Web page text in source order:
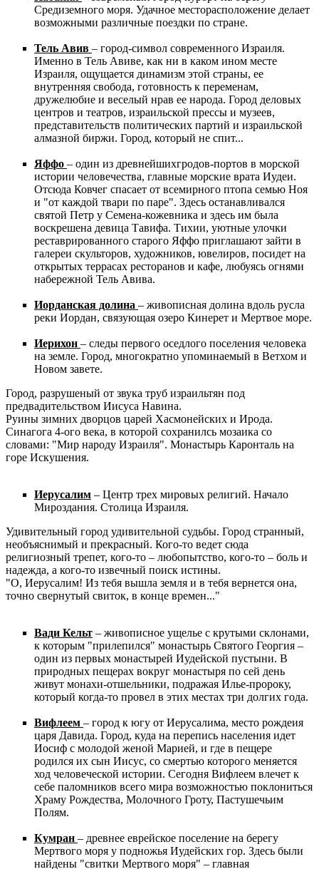
Средиземного моря. Удачное месторасположение делает
возможными различные поездки по стране.
Тель Авив – город-символ современного Израиля.
Именно в Тель Авиве, как ни в каком ином месте
Израиля, ощущается динамизм этой страны, ее
внутренняя свобода, готовность к переменам,
дружелюбие и веселый нрав ее народа. Город деловых
центров и театров, израильской прессы и музеев,
представительств политических партий и израильской
алмазной биржи. Город, который не спит...
Яффо – один из древнейшихгродов-портов в морской
истории человечества, главные морские врата Иудеи.
Отсюда Ковчег спасает от всемирного птопа семью Ноя
и "от каждой твари по паре". Здесь останавливался
святой Петр у Семена-кожевника и здесь им была
воскрешена девица Тавифа. Тихии, уютные улочки
реставрированного старого Яффо приглашают зайти в
галереи скульторов, художников, ювелиров, посидет на
открытых террасах ресторанов и кафе, любуясь огнями
набережной Тель Авива.
Иорданская долина – живописная долина вдоль русла
реки Иордан, связующая озеро Кинерет и Мертвое море.
Иерихон – следы первого оседлого поселения человека
на земле. Город, многократно упоминаемый в Ветхом и
Новом завете.
Город, разрушеный от звука труб израильтян под
предвадительством Иисуса Навина.
Руины зимних дворцов царей Хасмонейских и Ирода.
Синагога 4-ого века, в которой сохранилсь мозаика со
словами: "Мир народу Израиля". Монастырь Каронталь на
горе Искушения.
Иерусалим – Центр трех мировых религий. Начало
Мироздания. Столица Израиля.
Удивительный город удивительной судьбы. Город странный,
необъяснимый и прекрасный. Кого-то ведет сюда
религиозный трепет, кого-то – любопытство, кого-то – боль и
надежда, а кого-то извечный поиск истины.
"О, Иерусалим! Из тебя вышла земля и в тебя вернется она,
точно свернутый свиток, в конце времен..."
Вади Кельт – живописное ущелье с крутыми склонами,
к которым "прилепился" монастырь Святого Георгия –
один из первых монастырей Иудейской пустыни. В
природных пещерах вокруг монастыря по сей день
живут монахи-отшельники, подражая Илье-пророку,
который когда-то провел в этих местах три долгих года.
Вифлеем – город к югу от Иерусалима, место рождеия
царя Давида. Город, куда на перепись населения идет
Иосиф с молодой женой Марией, и где в пещере
родился их сын Иисус, со смертью которого меняется
ход человеческой истории. Сегодня Вифлеем влечет к
себе паломников всего мира возможностью поклониться
Храму Рождества, Молочного Гроту, Пастушечьим
Полям.
Кумран – древнее еврейское поселение на берегу
Мертвого моря у подножья Иудейских гор. Здесь были
найдены "свитки Мертвого моря" – главная